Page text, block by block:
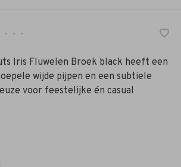
• • •
Iris Fluwelen Broek black heeft een
wijde pijpen en een subtiele
voor feestelijke én casual